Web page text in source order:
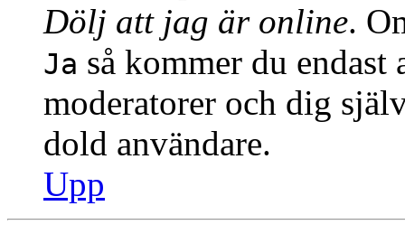
Dölj att jag är online.
Ja så kommer du
moderatorer och dig
dold användare.
Upp